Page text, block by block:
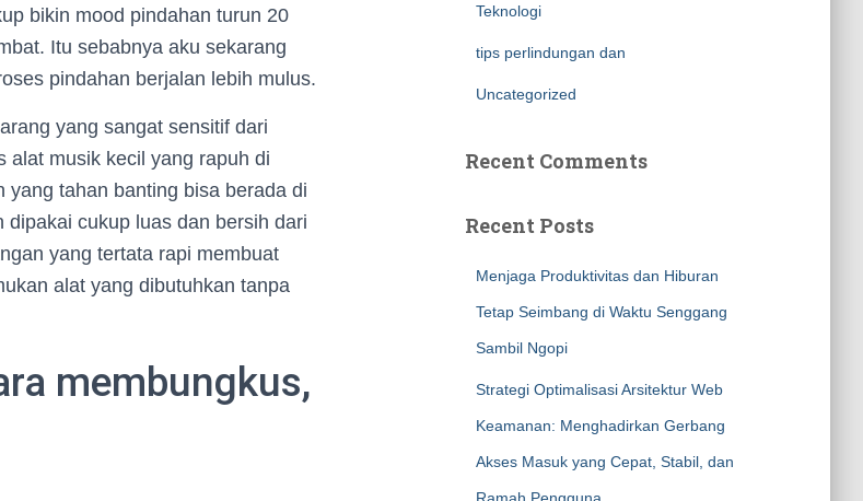
bikin mood pindahan turun 20
Itu sebabnya aku sekarang
pindahan berjalan lebih mulus.
yang sangat sensitif dari
alat musik kecil yang rapuh di
tahan banting bisa berada di
cukup luas dan bersih dari
yang tertata rapi membuat
alat yang dibutuhkan tanpa
membungkus,
Teknologi
tips perlindungan dan
Uncategorized
Recent Comments
Recent Posts
Menjaga Produktivitas dan Hiburan
Tetap Seimbang di Waktu Senggang
Sambil Ngopi
Strategi Optimalisasi Arsitektur Web
Keamanan: Menghadirkan Gerbang
Akses Masuk yang Cepat, Stabil, dan